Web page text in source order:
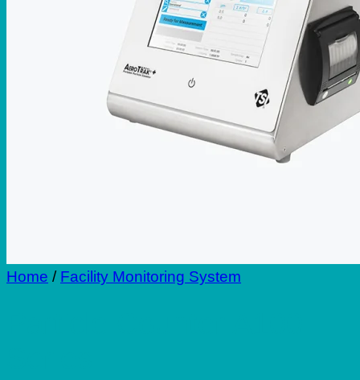
Home / Facility Monitoring System